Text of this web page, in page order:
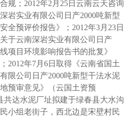
规；2012年2月25日云南云天咨询
岩实业有限公司日产2000吨新型
全预评价报告》；2012年3月23日
于云南深岩实业有限公司日产
项目环境影响报告书的批复》
2012年7月6日取得《云南省国土
限公司日产2000吨新型干法水泥
预审意见》（云国土资预
共达水泥厂址拟建于绿春县大水沟
小组老街子，西北边是宋壁村民